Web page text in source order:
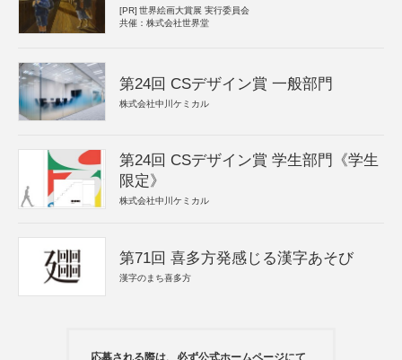
[PR] 世界絵画大賞展 実行委員会
共催：株式会社世界堂
第24回 CSデザイン賞 一般部門
株式会社中川ケミカル
第24回 CSデザイン賞 学生部門《学生
限定》
株式会社中川ケミカル
第71回 喜多方発感じる漢字あそび
漢字のまち喜多方
応募される際は、必ず公式ホームページにて